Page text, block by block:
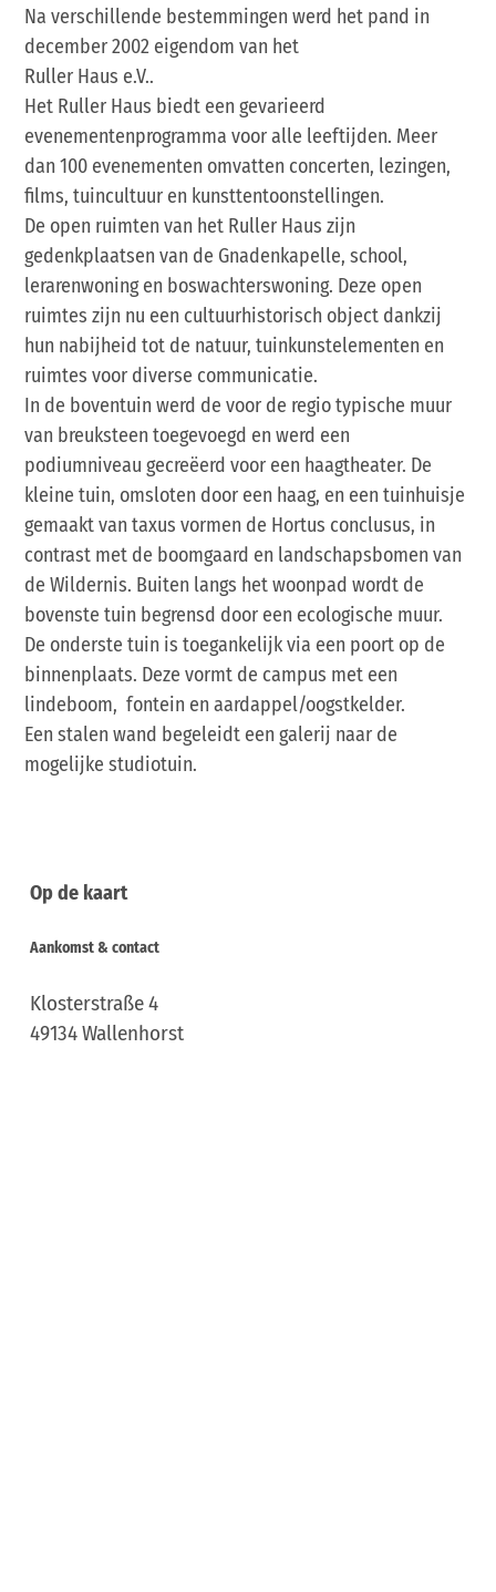
Na verschillende bestemmingen werd het pand in
december 2002 eigendom van het
Ruller Haus e.V..
Het Ruller Haus biedt een gevarieerd
evenementenprogramma voor alle leeftijden. Meer
dan 100 evenementen omvatten concerten, lezingen,
films, tuincultuur en kunsttentoonstellingen.
De open ruimten van het Ruller Haus zijn
gedenkplaatsen van de Gnadenkapelle, school,
lerarenwoning en boswachterswoning. Deze open
ruimtes zijn nu een cultuurhistorisch object dankzij
hun nabijheid tot de natuur, tuinkunstelementen en
ruimtes voor diverse communicatie.
In de boventuin werd de voor de regio typische muur
van breuksteen toegevoegd en werd een
podiumniveau gecreëerd voor een haagtheater. De
kleine tuin, omsloten door een haag, en een tuinhuisje
gemaakt van taxus vormen de Hortus conclusus, in
contrast met de boomgaard en landschapsbomen van
de Wildernis. Buiten langs het woonpad wordt de
bovenste tuin begrensd door een ecologische muur.
De onderste tuin is toegankelijk via een poort op de
binnenplaats. Deze vormt de campus met een
lindeboom, fontein en aardappel/oogstkelder.
Een stalen wand begeleidt een galerij naar de
mogelijke studiotuin.
Op de kaart
Aankomst & contact
Klosterstraße 4
49134Wallenhorst